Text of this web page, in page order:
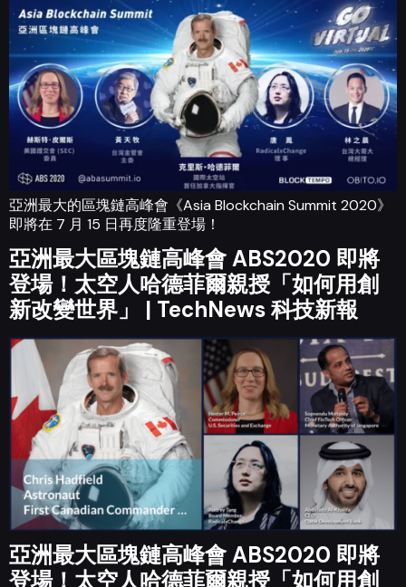
亞洲最大的區塊鏈高峰會《Asia Blockchain Summit 2020》
即將在 7 月 15 日再度隆重登場！
亞洲最大區塊鏈高峰會 ABS2020 即將
登場！太空人哈德菲爾親授「如何用創
新改變世界」 | TechNews 科技新報
亞洲最大區塊鏈高峰會 ABS2020 即將
登場！太空人哈德菲爾親授「如何用創